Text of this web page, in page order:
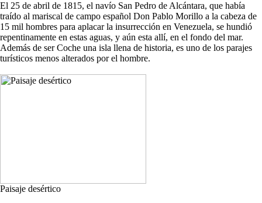
El 25 de abril de 1815, el navío San Pedro de Alcántara, que había
traído al mariscal de campo español Don Pablo Morillo a la cabeza de
15 mil hombres para aplacar la insurrección en Venezuela, se hundió
repentinamente en estas aguas, y aún esta allí, en el fondo del mar.
Además de ser Coche una isla llena de historia, es uno de los parajes
turísticos menos alterados por el hombre.
Paisaje desértico